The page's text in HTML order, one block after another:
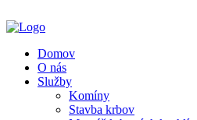
Domov
O nás
Služby
Komíny
Stavba krbov